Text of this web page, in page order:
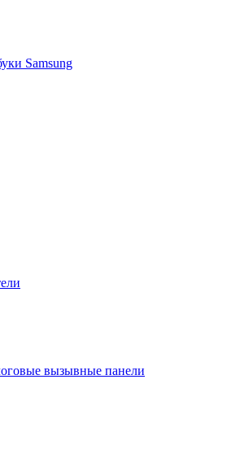
Samsung
вызывные панели